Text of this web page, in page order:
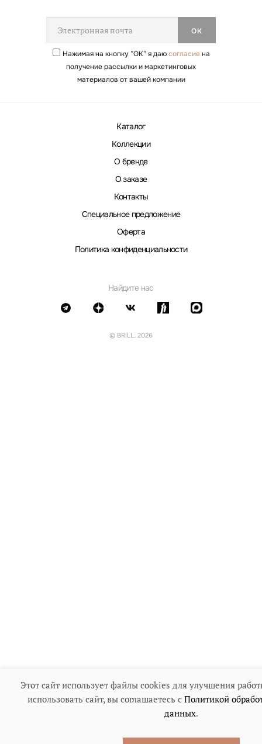
Нажимая на кнопку ”ОК” я даюсогласиена
получение рассылки и маркетинговых
материалов от вашей компании
Каталог
Коллекции
О бренде
О заказе
Контакты
Специальное предложение
Оферта
Политика конфиденциальности
Найдите нас
© BRILL, 2026
Этот сайт использует файлы cookies для улучшения
использовать сайт, вы соглашаетесь с Политикой
данных.